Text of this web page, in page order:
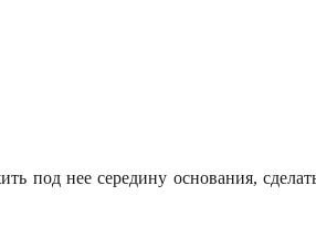
нее середину основания,